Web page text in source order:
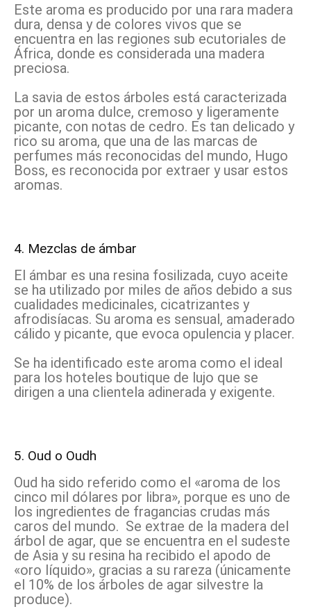
Este aroma es producido por una rara madera
dura, densa y de colores vivos que se
encuentra en las regiones sub ecutoriales de
África, donde es considerada una madera
preciosa.
La savia de estos árboles está caracterizada
por un aroma dulce, cremoso y ligeramente
picante, con notas de cedro. Es tan delicado y
rico su aroma, que una de las marcas de
perfumes más reconocidas del mundo, Hugo
Boss, es reconocida por extraer y usar estos
aromas.
4. Mezclas de ámbar
El ámbar es una resina fosilizada, cuyo aceite
se ha utilizado por miles de años debido a sus
cualidades medicinales, cicatrizantes y
afrodisíacas. Su aroma es sensual, amaderado
cálido y picante, que evoca opulencia y placer.
Se ha identificado este aroma como el ideal
para los hoteles boutique de lujo que se
dirigen a una clientela adinerada y exigente.
5. Oud o Oudh
Oud ha sido referido como el «aroma de los
cinco mil dólares por libra», porque es uno de
los ingredientes de fragancias crudas más
caros del mundo. Se extrae de la madera del
árbol de agar, que se encuentra en el sudeste
de Asia y su resina ha recibido el apodo de
«oro líquido», gracias a su rareza (únicamente
el 10% de los árboles de agar silvestre la
produce).